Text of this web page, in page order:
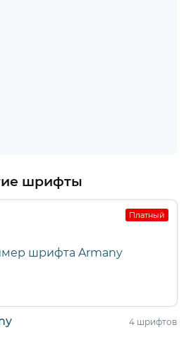
шрифты
Платный
4 шрифтов